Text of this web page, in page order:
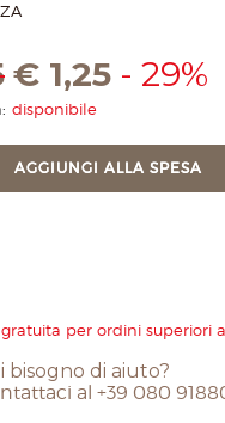
€ 1,25 - 29%
disponibile
AGGIUNGI ALLA SPESA
gratuita per ordini superiori
bisogno di aiuto?
al +39 080